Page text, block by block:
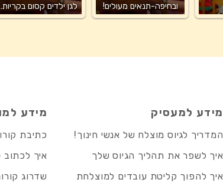
לגן ילדים קסום
ובחיפה-תנאים מעולים!
מידע למעסיק
המדריך לגיוס מוצלח של אנשי חינוך!
איך לשפר את תהליך הגיוס שלך
איך להפוך קליטת עובדים למוצלחת
מידע
כתיבת
איך
שדרוג